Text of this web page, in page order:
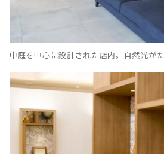
中庭を中心に設計された店内。自然光が